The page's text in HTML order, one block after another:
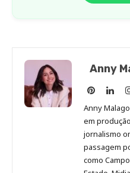
Anny
Anny
no
no
Anny
em
jornalismo
passagem
como